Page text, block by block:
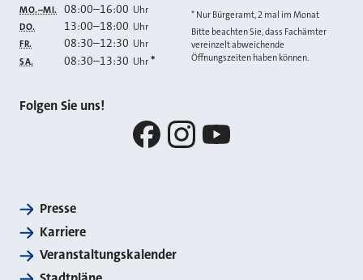
MO.–MI. 08:00–16:00 Uhr
DO. 13:00–18:00 Uhr
FR. 08:30–12:30 Uhr
SA. 08:30–13:30 Uhr *
* Nur Bürgeramt, 2 mal im Monat
Bitte beachten Sie, dass Fachämter
vereinzelt abweichende
Öffnungszeiten haben können.
Folgen Sie uns!
Presse
Karriere
Veranstaltungskalender